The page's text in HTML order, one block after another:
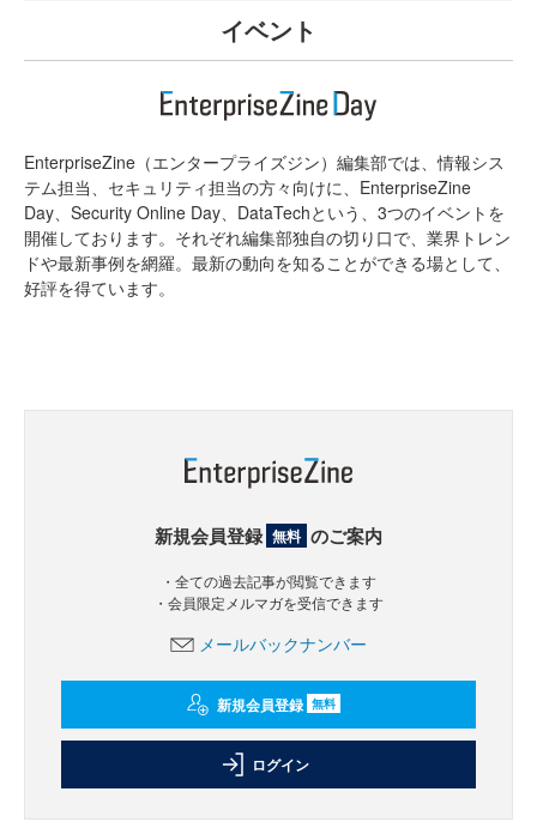
イベント
EnterpriseZine（エンタープライズジン）編集部では、情報シス
テム担当、セキュリティ担当の方々向けに、EnterpriseZine
Day、Security Online Day、DataTechという、3つのイベントを
開催しております。それぞれ編集部独自の切り口で、業界トレン
ドや最新事例を網羅。最新の動向を知ることができる場として、
好評を得ています。
新規会員登録 無料 のご案内
・全ての過去記事が閲覧できます
・会員限定メルマガを受信できます
メールバックナンバー
新規会員登録 無料
ログイン